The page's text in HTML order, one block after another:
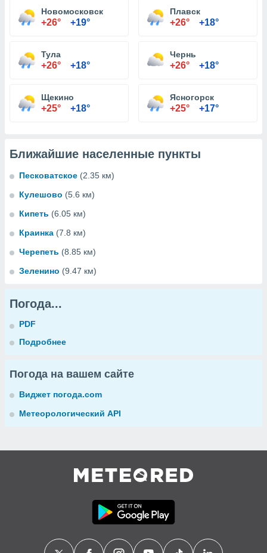
Новомосковск
+26° +19°
Плавск
+26° +18°
Тула
+26° +18°
Чернь
+26° +18°
Щекино
+25° +18°
Ясногорск
+25° +17°
Ближайшие населенные пункты
Песковатское (2.35 км)
Кулешово (5.6 км)
Кипеть (6.05 км)
Краинка (7.8 км)
Черепеть (8.85 км)
Зеленино (9.47 км)
Погода...
PDF
Подробнее
Погода на вашем сайте
Виджет погода.com
Метеорологический API